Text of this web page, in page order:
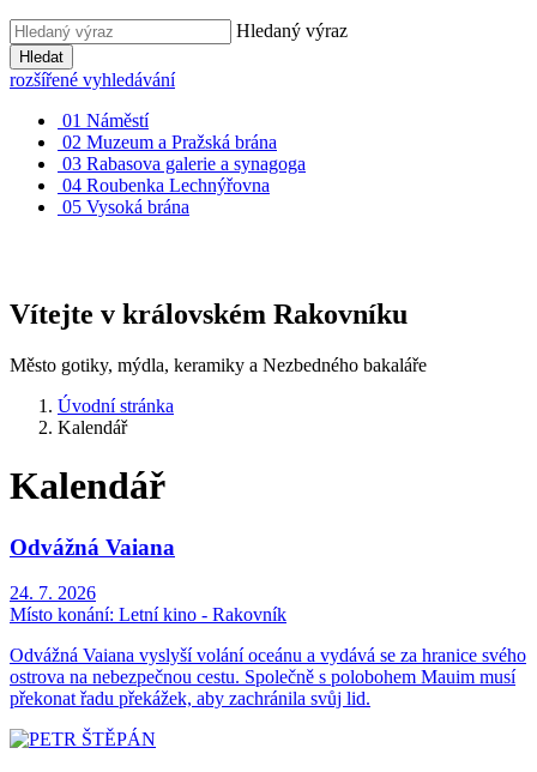
Hledaný výraz
Hledat
rozšířené vyhledávání
01 Náměstí
02 Muzeum a Pražská brána
03 Rabasova galerie a synagoga
04 Roubenka Lechnýřovna
05 Vysoká brána
Vítejte v královském Rakovníku
Město gotiky, mýdla, keramiky a Nezbedného bakaláře
Úvodní stránka
Kalendář
Kalendář
Odvážná Vaiana
24. 7. 2026
Místo konání: Letní kino - Rakovník
Odvážná Vaiana vyslyší volání oceánu a vydává se za hranice svého
ostrova na nebezpečnou cestu. Společně s polobohem Mauim musí
překonat řadu překážek, aby zachránila svůj lid.